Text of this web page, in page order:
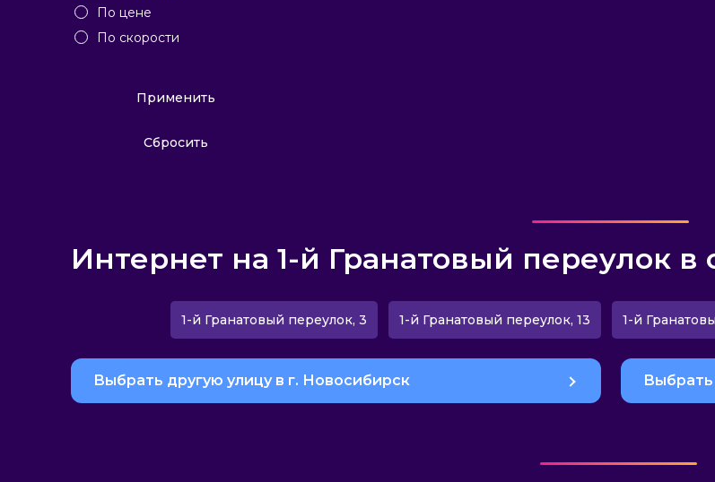
По цене
По скорости
Применить
Сбросить
Интернет на 1-й Гранатовый переулок в
1-й Гранатовый переулок, 3 1-й Гранатовый переулок, 13 1-й
Выбрать другую улицу в г. Новосибирск Выбрать